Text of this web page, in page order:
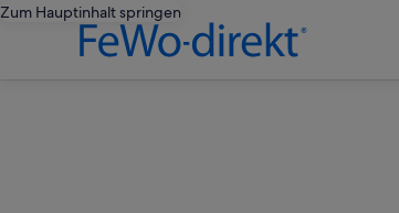
Zum Hauptinhalt springen